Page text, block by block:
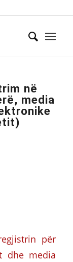
në
media
për
dhe media